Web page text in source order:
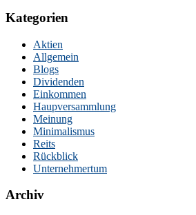
Kategorien
Aktien
Allgemein
Blogs
Dividenden
Einkommen
Haupversammlung
Meinung
Minimalismus
Reits
Rückblick
Unternehmertum
Archiv